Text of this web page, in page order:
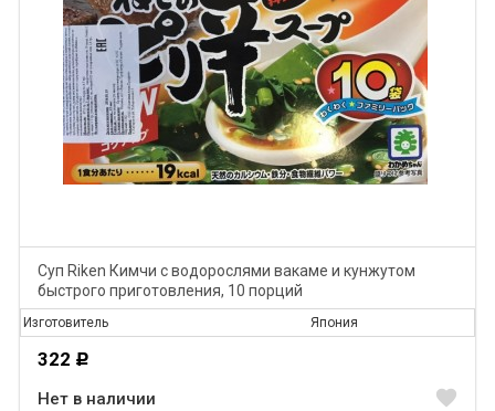
Суп Riken Кимчи с водорослями вакаме и кунжутом
быстрого приготовления, 10 порций
Изготовитель Япония
322 Р
Нет в наличии favorite